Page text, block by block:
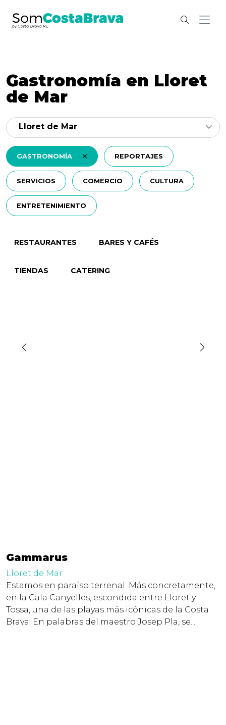
Gastronomía en Lloret
de Mar
GASTRONOMÍA REPORTAJES
SERVICIOS COMERCIO CULTURA
ENTRETENIMIENTO
Lloret de Mar
RESTAURANTES BARES Y CAFÉS
TIENDAS CATERING
Gammarus
Lloret de Mar
Estamos en paraíso terrenal. Más concretamente,
en la Cala Canyelles, escondida entre Lloret y
Tossa, una de las playas más icónicas de la Costa
Brava. En palabras del maestro Josep Pla, se...